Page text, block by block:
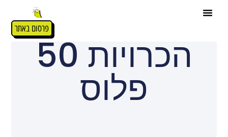
פרסום באתר
הכרויות 50
פלוס